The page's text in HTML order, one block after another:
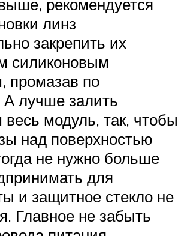
рекомендуется
линз
закрепить их
силиконовым
промазав по
А лучше залить
весь модуль, так, чтобы
над поверхностью
не нужно больше
для
и защитное стекло не
Главное не забыть